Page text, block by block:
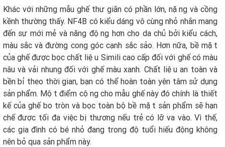
Khác với những mẫu ghế thư giãn có phần lớn, nặng và cồng
kềnh thường thấy. NF4B có kiểu dáng vô cùng nhỏ nhắn mang
đến sự mới mẻ và năng động hơn cho da chủ bởi kiểu cách,
màu sắc và đường cong góc cạnh sắc sảo. Hơn nữa, bề mặt
của ghế được bọc chất liệu Simili cao cấp đối với ghế có màu
nâu và vải nhung đối với ghế màu xanh. Chất liệu an toàn và
bền bỉ theo thời gian, bạn có thể hoàn toàn yên tâm sử dụng
sản phẩm. Một điểm cộng cho mẫu ghế này đó chính là thiết
kế của ghế bo tròn và bọc toàn bộ bề mặt sản phẩm sẽ hạn
chế được tối đa việc bị thương nếu trẻ có lỡ va vào. Vì thế,
các gia đình có bé nhỏ đang trong độ tuổi hiếu động không
nên bỏ qua sản phẩm này.